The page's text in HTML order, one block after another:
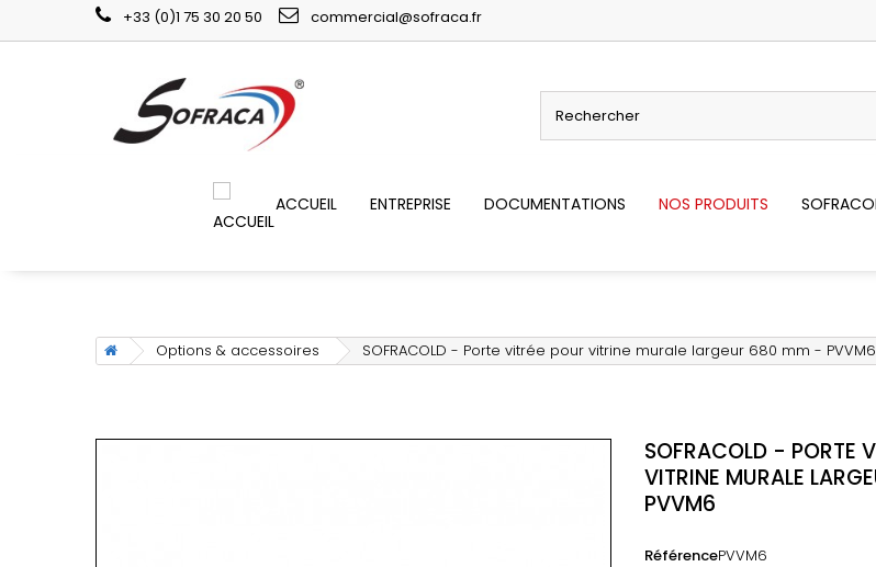
+33 (0)1 75 30 20 50 commercial@sofraca.fr
ACCUEIL ENTREPRISE DOCUMENTATIONS NOS PRODUITS
Options & accessoires SOFRACOLD - Porte vitrée pour vitrine murale largeur 680 mm - PVVM6
SOFRACOLD - PORTE
VITRINE MURALE
PVVM6
RéférencePVVM6